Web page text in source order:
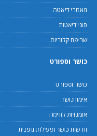
מאמרי דיאטה
סוגי דיאטות
שריפת קלוריות
כושר וספורט
כושר וספורט
אימון כושר
אומנויות לחימה
חדשות כושר ופעילות גופנית